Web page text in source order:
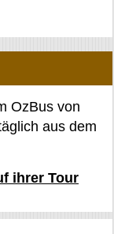
OzBus von
aus dem
ihrer Tour